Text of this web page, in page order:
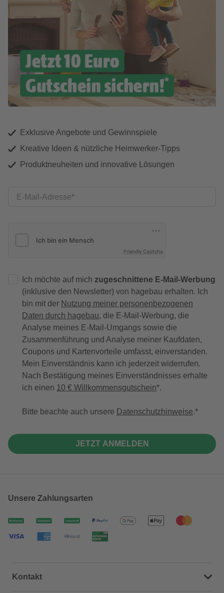
Exklusive Angebote und Gewinnspiele
Kreative Ideen & nützliche Heimwerker-Tipps
Produktneuheiten und innovative Lösungen
E-Mail-Adresse
Friendly Captcha
Ich möchte auf mich zugeschnittene E-Mail-Werbung
(inklusive den Newsletter) von hagebau erhalten. Ich
bin mit der Nutzung meiner personenbezogenen
Daten durch hagebau, die E-Mail-Werbung, die
Analyse meines E-Mail-Umgangs sowie die
Zusammenführung und Analyse meiner Kaufdaten,
Coupons und Kartenvorteile umfasst, einverstanden.
Mein Einverständnis kann ich jederzeit widerrufen.
Nach Bestätigung meines Einverständnisses erhalte
ich einen 10 € Willkommensgutschein*.
Bitte beachte auch unsere Datenschutzhinweise.
JETZT ANMELDEN
Unsere Zahlungsarten
Kontakt